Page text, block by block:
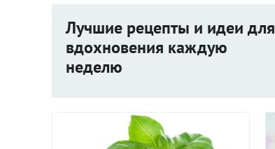
Лучшие рецепты и идеи для
вдохновения каждую
неделю